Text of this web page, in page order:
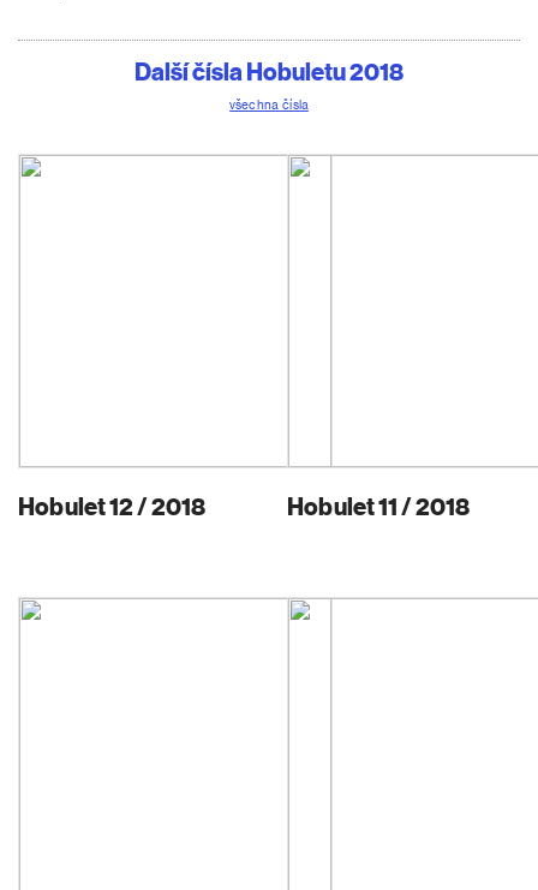
Další čísla Hobuletu 2018
všechna čísla
Hobulet 12 / 2018 Hobulet 11 / 2018